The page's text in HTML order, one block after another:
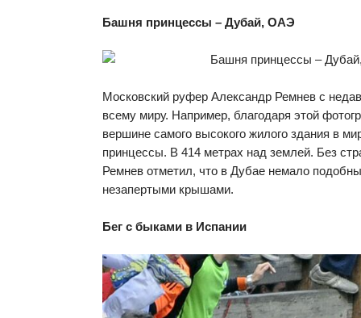
Башня принцессы – Дубай, ОАЭ
Московский руфер Александр Ремнев с
всему миру. Например, благодаря этой
вершине самого высокого жилого здания в
принцессы. В 414 метрах над землей. Без
Ремнев отметил, что в Дубае немало
незапертыми крышами.
Бег с быками в Испании